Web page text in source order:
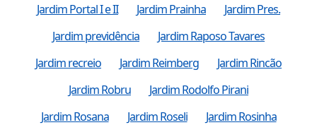
Jardim Portal I e II
Jardim Prainha
Jardim Pres.
Jardim previdência
Jardim Raposo Tavares
Jardim recreio
Jardim Reimberg
Jardim Rincão
Jardim Robru
Jardim Rodolfo Pirani
Jardim Rosana
Jardim Roseli
Jardim Rosinha